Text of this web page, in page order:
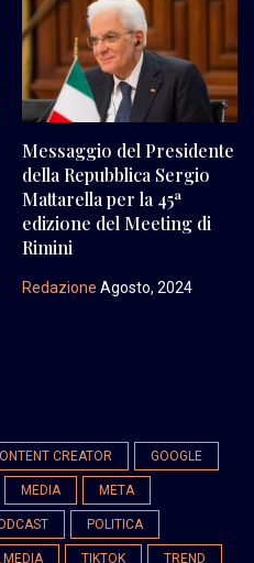
Messaggio del Presidente
della Repubblica Sergio
Mattarella per la 45ª
edizione del Meeting di
Rimini
Redazione Agosto, 2024
CREATOR GOOGLE
MEDIA META
POLITICA
MEDIA TIKTOK TREND